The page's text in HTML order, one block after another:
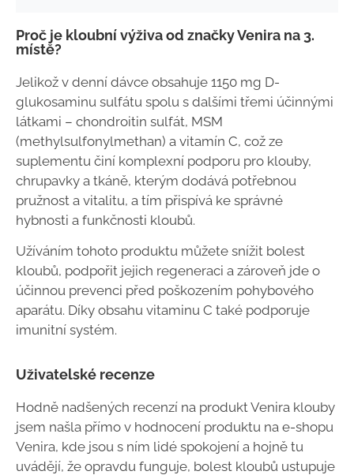
Proč je kloubní výživa od značky Venira na 3.
místě?
Jelikož v denní dávce obsahuje 1150 mg D-
glukosaminu sulfátu spolu s dalšími třemi účinnými
látkami – chondroitin sulfát, MSM
(methylsulfonylmethan) a vitamín C, což ze
suplementu činí komplexní podporu pro klouby,
chrupavky a tkáně, kterým dodává potřebnou
pružnost a vitalitu, a tím přispívá ke správné
hybnosti a funkčnosti kloubů.
Užíváním tohoto produktu můžete snížit bolest
kloubů, podpořit jejich regeneraci a zároveň jde o
účinnou prevenci před poškozením pohybového
aparátu. Díky obsahu vitaminu C také podporuje
imunitní systém.
Uživatelské recenze
Hodně nadšených recenzí na produkt Venira klouby
jsem našla přímo v hodnocení produktu na e-shopu
Venira, kde jsou s ním lidé spokojení a hojně tu
uvádějí, že opravdu funguje, bolest kloubů ustupuje